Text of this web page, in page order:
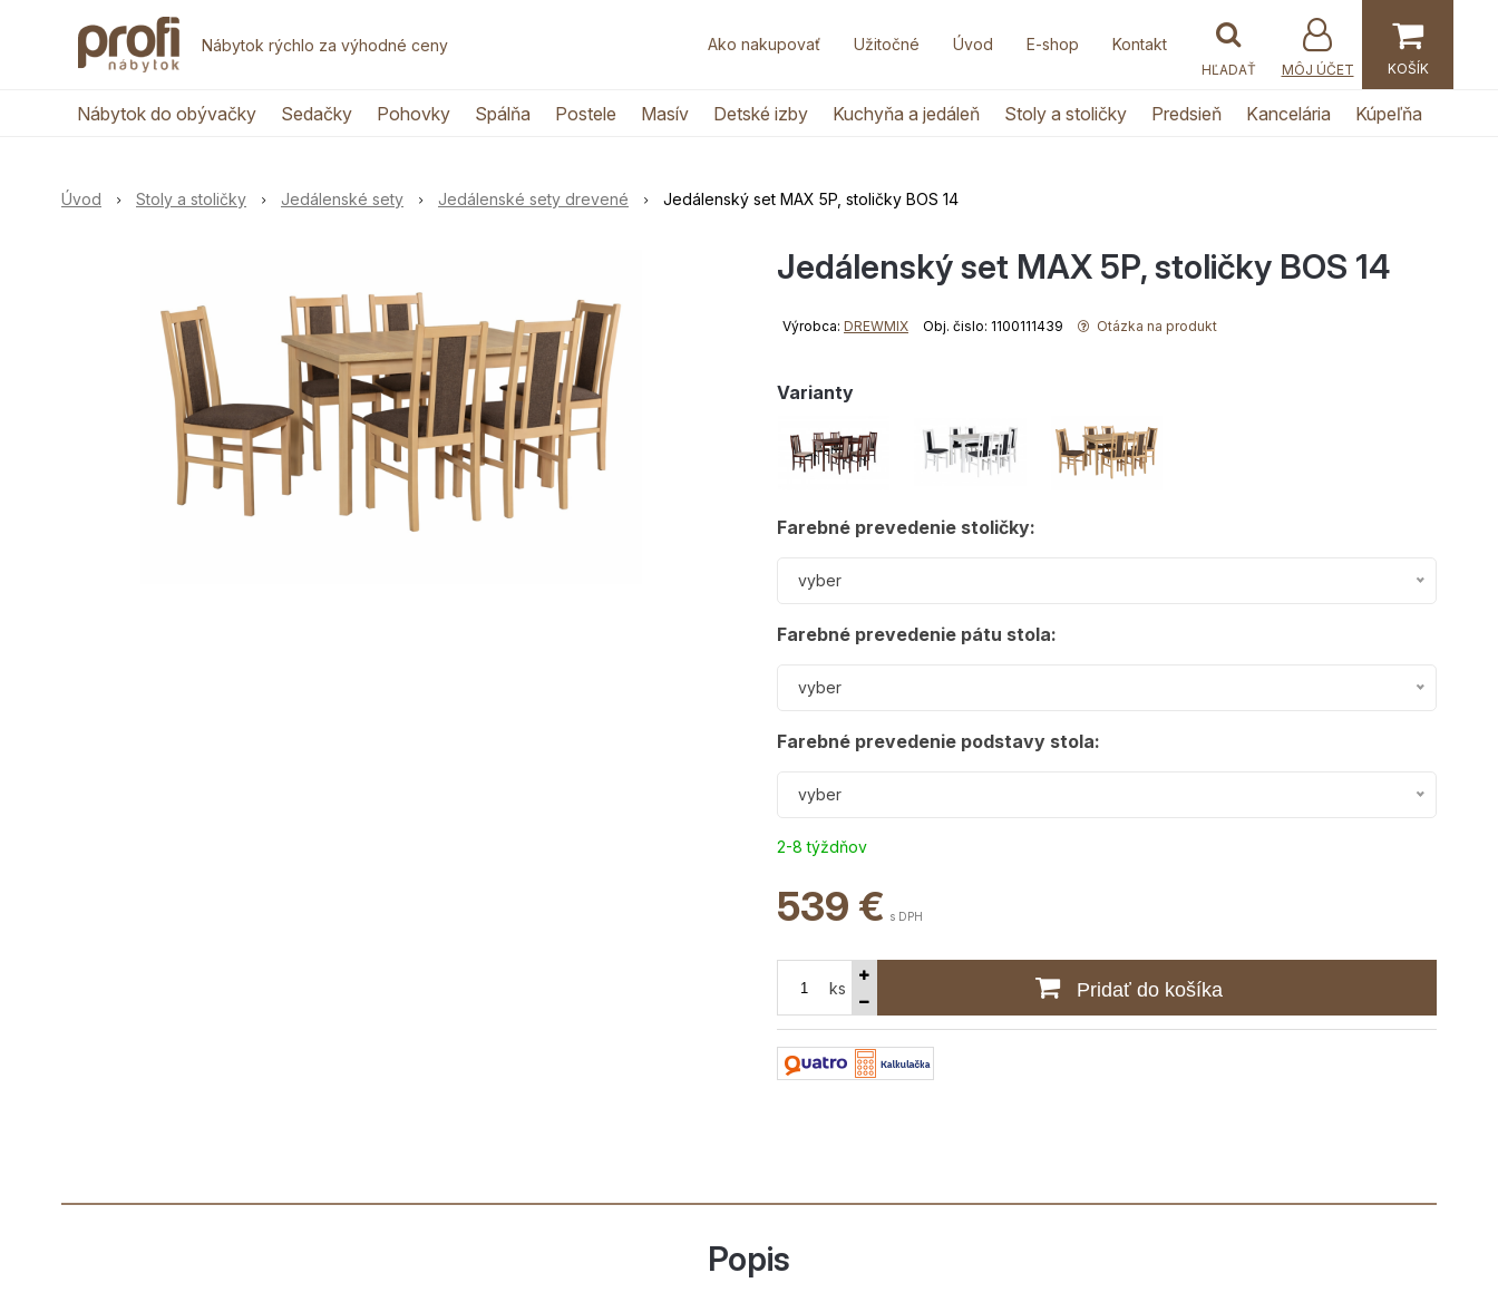
Nábytok rýchlo za výhodné ceny Ako nakupovať Užitočné Úvod E-shop Kontakt
MÔJ ÚČET
Nábytok do obývačky Sedačky Pohovky Spálňa Postele Masív Detské izby Kuchyňa a jedáleň Stoly a stoličky Predsieň Kancelária Kúpeľňa
Úvod Stoly a stoličky Jedálenské sety Jedálenské sety drevené Jedálenský set MAX 5P, stoličky BOS 14
Jedálenský set MAX 5P, stoličky BOS 14
Výrobca: DREWMIX Obj. čislo: 1100111439 Otázka na produkt
Varianty
Farebné prevedenie stoličky:
vyber
Farebné prevedenie pátu stola:
vyber
Farebné prevedenie podstavy stola:
vyber
2-8 týždňov
539 € s DPH
ks Pridať do košíka
Popis